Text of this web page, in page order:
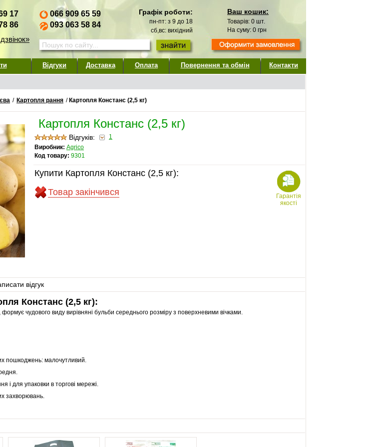
17
86
066 909 65 59
093 063 58 84
Графік роботи:
пн-пт: з 9 до 18
сб,вс: вихідний
Ваш кошик:
Товарів: 0 шт.
На суму: 0 грн
Відгуки Доставка Оплата Повернення та обмін Контакти
/ Картопля рання / Картопля Констанс (2,5 кг)
Картопля Констанс (2,5 кг)
Відгуків:
1
Виробник: Agrico
Код товару: 9301
Купити Картопля Констанс (2,5 кг):
Товар закінчився
Гарантія
якості
відгук
Констанс (2,5 кг):
чудового виду вирівняні бульби середнього розміру з поверхневими вічками.
пошкоджень: малочутливий.
і для упаковки в торгові мережі.
захворювань.